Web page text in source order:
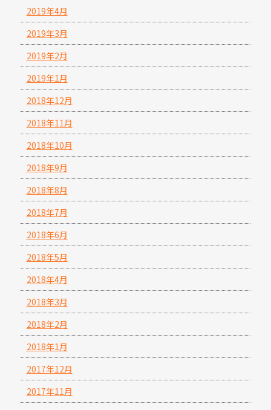
2019年4月
2019年3月
2019年2月
2019年1月
2018年12月
2018年11月
2018年10月
2018年9月
2018年8月
2018年7月
2018年6月
2018年5月
2018年4月
2018年3月
2018年2月
2018年1月
2017年12月
2017年11月